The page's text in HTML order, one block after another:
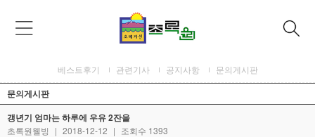
베스트후기 관련기사 공지사항 문의게시판
문의게시판
갱년기 엄마는 하루에 우유 2잔을
초록원웰빙 | 2018-12-12 | 조회수 1393